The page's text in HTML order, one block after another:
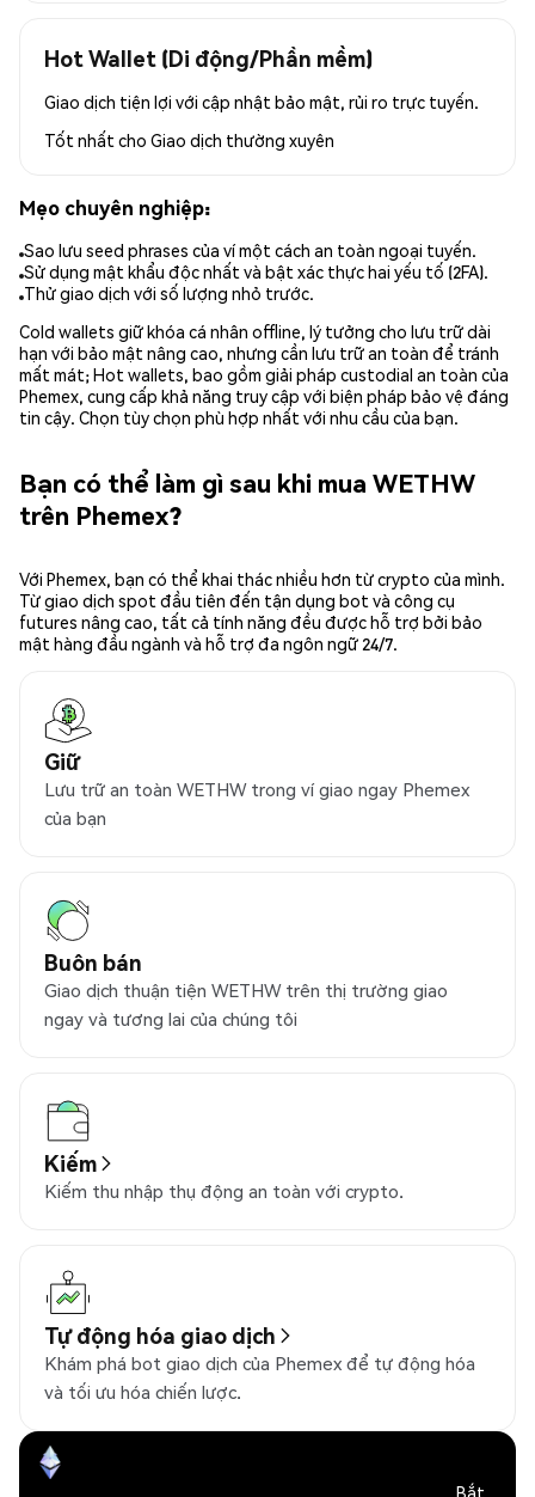
Hot Wallet (Di động/Phần mềm)
Giao dịch tiện lợi với cập nhật bảo mật, rủi ro trực tuyến.
Tốt nhất cho Giao dịch thường xuyên
Mẹo chuyên nghiệp:
Sao lưu seed phrases của ví một cách an toàn ngoại tuyến.
Sử dụng mật khẩu độc nhất và bật xác thực hai yếu tố (2FA).
Thử giao dịch với số lượng nhỏ trước.
Cold wallets giữ khóa cá nhân offline, lý tưởng cho lưu trữ dài
hạn với bảo mật nâng cao, nhưng cần lưu trữ an toàn để tránh
mất mát; Hot wallets, bao gồm giải pháp custodial an toàn của
Phemex, cung cấp khả năng truy cập với biện pháp bảo vệ đáng
tin cậy. Chọn tùy chọn phù hợp nhất với nhu cầu của bạn.
Bạn có thể làm gì sau khi mua WETHW
trên Phemex?
Với Phemex, bạn có thể khai thác nhiều hơn từ crypto của mình.
Từ giao dịch spot đầu tiên đến tận dụng bot và công cụ
futures nâng cao, tất cả tính năng đều được hỗ trợ bởi bảo
mật hàng đầu ngành và hỗ trợ đa ngôn ngữ 24/7.
Giữ
Lưu trữ an toàn WETHW trong ví giao ngay Phemex
của bạn
Buôn bán
Giao dịch thuận tiện WETHW trên thị trường giao
ngay và tương lai của chúng tôi
Kiếm
Kiếm thu nhập thụ động an toàn với crypto.
Tự động hóa giao dịch
Khám phá bot giao dịch của Phemex để tự động hóa
và tối ưu hóa chiến lược.
Bắt